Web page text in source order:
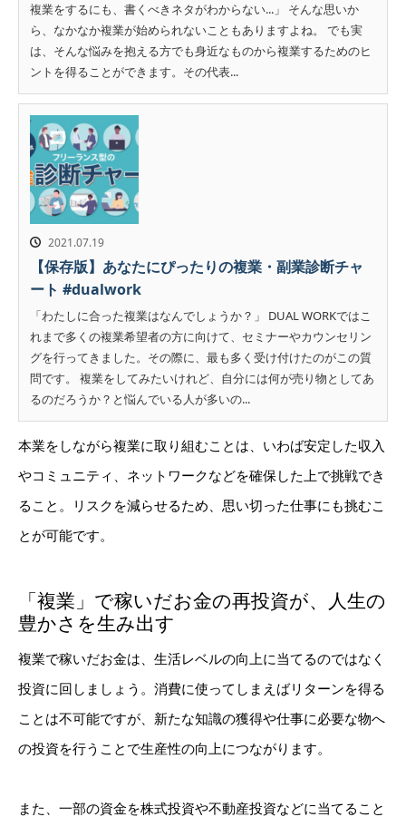
複業をするにも、書くべきネタがわからない...」 そんな思いか
ら、なかなか複業が始められないこともありますよね。 でも実
は、そんな悩みを抱える方でも身近なものから複業するためのヒ
ントを得ることができます。その代表...
2021.07.19
【保存版】あなたにぴったりの複業・副業診断チャ
ート #dualwork
「わたしに合った複業はなんでしょうか？」 DUAL WORKではこ
れまで多くの複業希望者の方に向けて、セミナーやカウンセリン
グを行ってきました。その際に、最も多く受け付けたのがこの質
問です。 複業をしてみたいけれど、自分には何が売り物としてあ
るのだろうか？と悩んでいる人が多いの...
本業をしながら複業に取り組むことは、いわば安定した収入
やコミュニティ、ネットワークなどを確保した上で挑戦でき
ること。リスクを減らせるため、思い切った仕事にも挑むこ
とが可能です。
「複業」で稼いだお金の再投資が、人生の
豊かさを生み出す
複業で稼いだお金は、生活レベルの向上に当てるのではなく
投資に回しましょう。消費に使ってしまえばリターンを得る
ことは不可能ですが、新たな知識の獲得や仕事に必要な物へ
の投資を行うことで生産性の向上につながります。
また、一部の資金を株式投資や不動産投資などに当てること